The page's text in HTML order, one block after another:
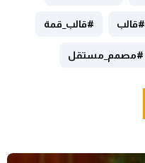
#قالب #قالب_قمة
#مصمم_مستقل